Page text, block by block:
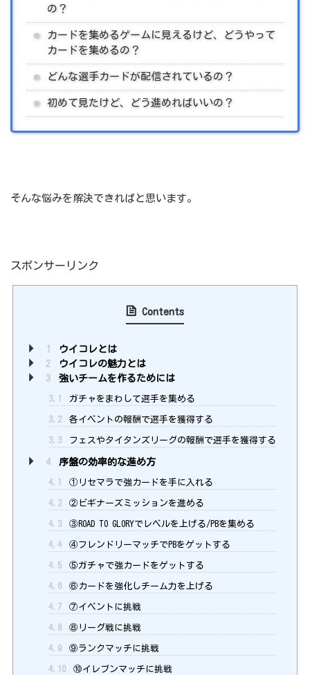
の？
カードを集めるゲームに見えるけど、どうやって
カードを集めるの？
どんな選手カードが配信されているの？
初めて見たけど、どう進めればいいの？
そんな悩みを解決できればと思います。
スポンサーリンク
Contents
1
ウイコレとは
2
ウイコレの魅力とは
3
強いチームを作るためには
3.1 ガチャをまわして選手を集める
3.2 各イベントの報酬で選手を獲得する
3.3 フェスやタイタンズリーグの報酬で選手を獲得する
4 序盤の効率的な進め方
4.1 ①リセマラで強カードを手に入れる
4.2 ②ビギナーズミッションを進める
4.3 ③ROAD TO GLORYでレベルを上げる/PBを集める
4.4 ④フレンドリーマッチでPBをゲットする
4.5 ⑤ガチャで強カードをゲットする
4.6 ⑥カードを強化しチーム力を上げる
4.7 ⑦イベントに挑戦
4.8 ⑧リーグ戦に挑戦
4.9 ⑨ランクマッチに挑戦
4.10 ⑩イレブンマッチに挑戦